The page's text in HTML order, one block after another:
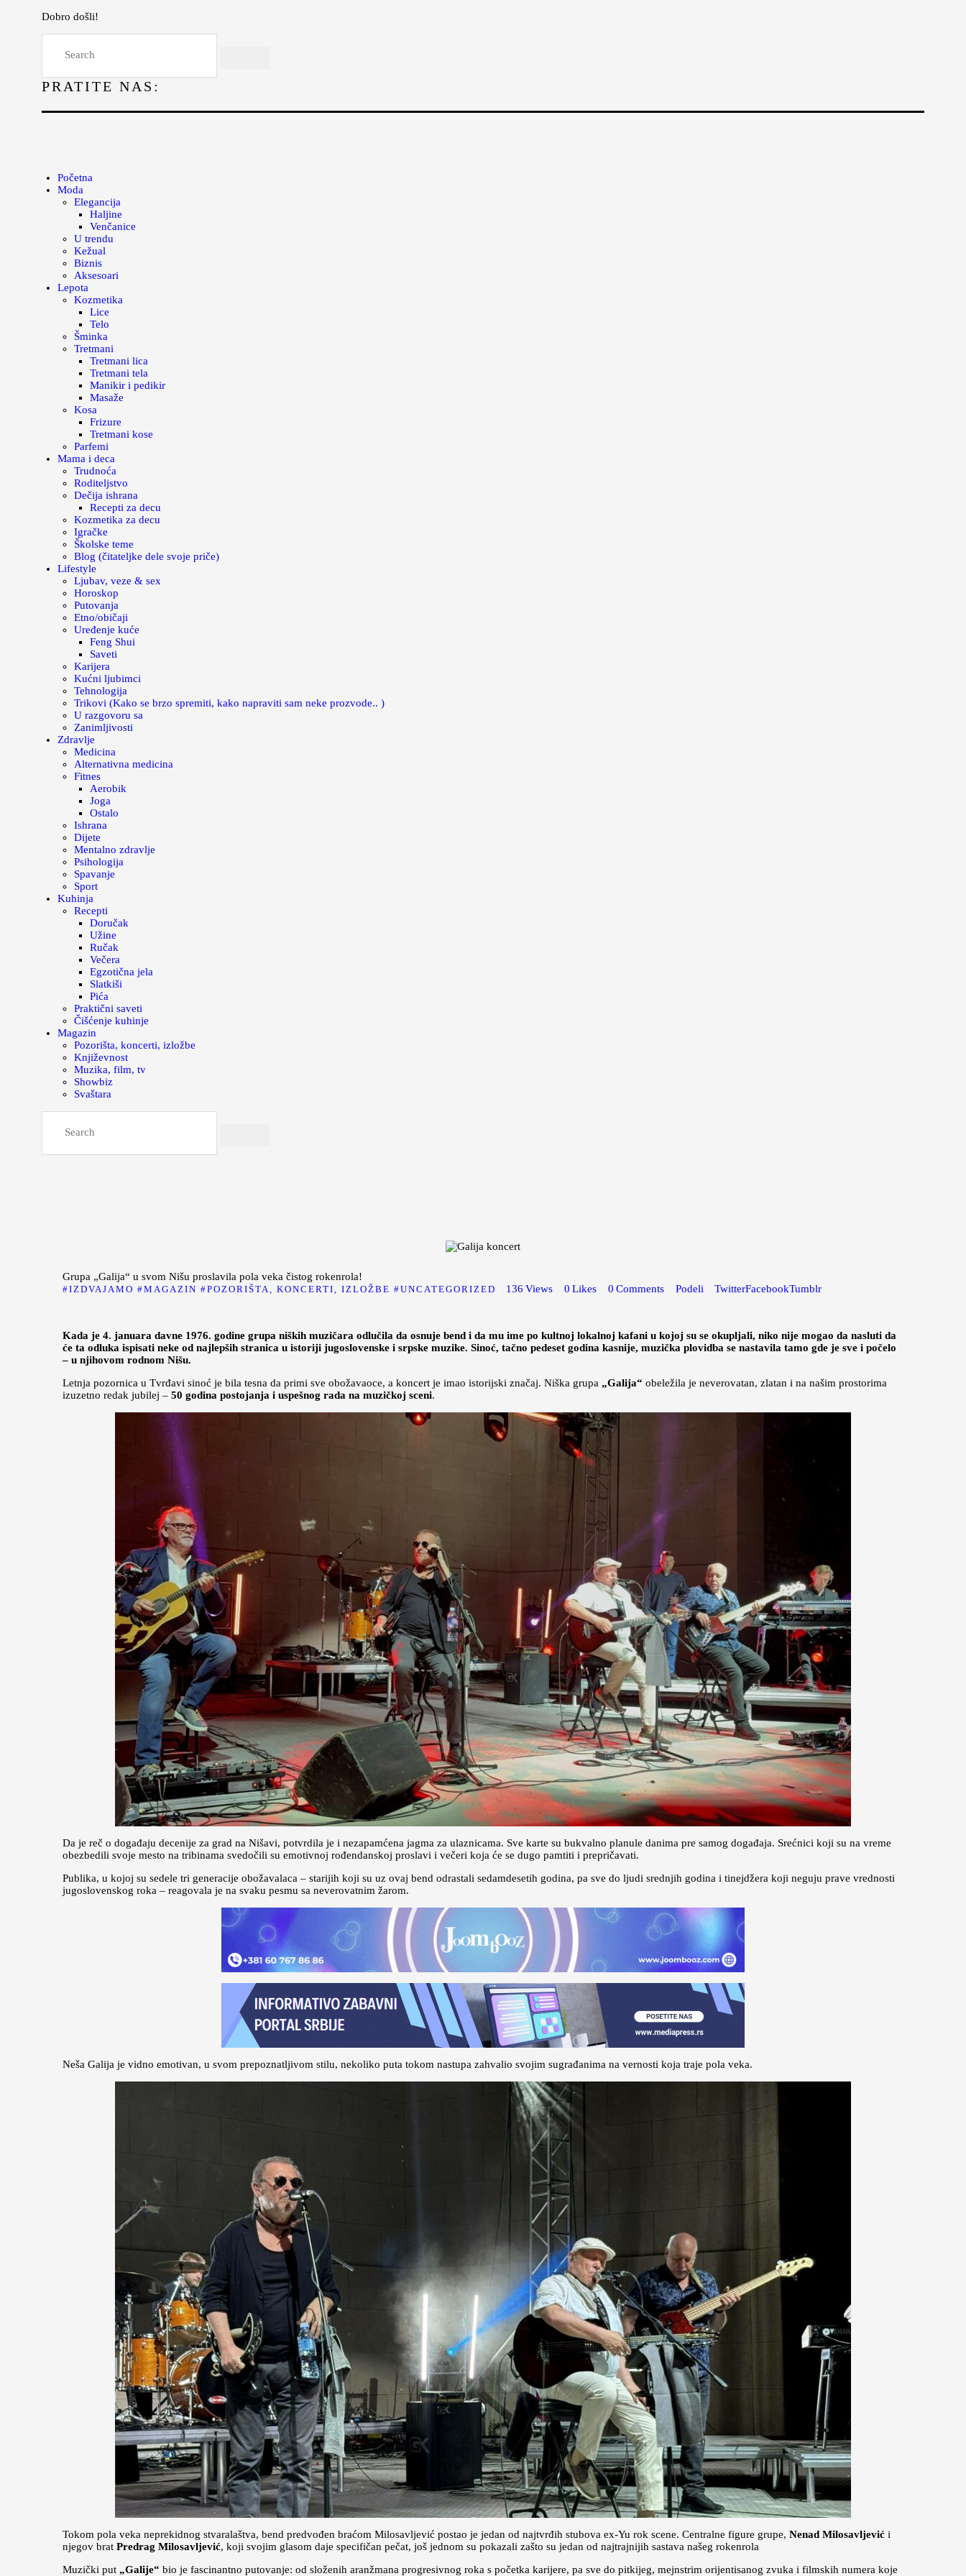
Dobro došli!
PRATITE NAS:
Početna
Moda
Elegancija
Haljine
Venčanice
U trendu
Kežual
Biznis
Aksesoari
Lepota
Kozmetika
Lice
Telo
Šminka
Tretmani
Tretmani lica
Tretmani tela
Manikir i pedikir
Masaže
Kosa
Frizure
Tretmani kose
Parfemi
Mama i deca
Trudnoća
Roditeljstvo
Dečija ishrana
Recepti za decu
Kozmetika za decu
Igračke
Školske teme
Blog (čitateljke dele svoje priče)
Lifestyle
Ljubav, veze & sex
Horoskop
Putovanja
Etno/običaji
Uređenje kuće
Feng Shui
Saveti
Karijera
Kućni ljubimci
Tehnologija
Trikovi (Kako se brzo spremiti, kako napraviti sam neke prozvode.. )
U razgovoru sa
Zanimljivosti
Zdravlje
Medicina
Alternativna medicina
Fitnes
Aerobik
Joga
Ostalo
Ishrana
Dijete
Mentalno zdravlje
Psihologija
Spavanje
Sport
Kuhinja
Recepti
Doručak
Užine
Ručak
Večera
Egzotična jela
Slatkiši
Pića
Praktični saveti
Čišćenje kuhinje
Magazin
Pozorišta, koncerti, izložbe
Književnost
Muzika, film, tv
Showbiz
Svaštara
Lepota
Kuhinja
Magazin
Grupa „Galija“ u svom Nišu proslavila pola veka čistog rokenrola!
IZDVAJAMO MAGAZIN POZORIŠTA, KONCERTI, IZLOŽBE UNCATEGORIZED 136 Views 0 Likes 0 Comments Podeli TwitterFacebookTumblr
Kada je 4. januara davne 1976. godine grupa niških muzičara odlučila da osnuje bend i da mu ime po kultnoj lokalnoj kafani u kojoj su se okupljali, niko nije mogao da nasluti da
će ta odluka ispisati neke od najlepših stranica u istoriji jugoslovenske i srpske muzike. Sinoć, tačno pedeset godina kasnije, muzička plovidba se nastavila tamo gde je sve i počelo
– u njihovom rodnom Nišu.
Letnja pozornica u Tvrđavi sinoć je bila tesna da primi sve obožavaoce, a koncert je imao istorijski značaj. Niška grupa „Galija“ obeležila je neverovatan, zlatan i na našim prostorima
izuzetno redak jubilej – 50 godina postojanja i uspešnog rada na muzičkoj sceni.
Da je reč o događaju decenije za grad na Nišavi, potvrdila je i nezapamćena jagma za ulaznicama. Sve karte su bukvalno planule danima pre samog događaja. Srećnici koji su na vreme
obezbedili svoje mesto na tribinama svedočili su emotivnoj rođendanskoj proslavi i večeri koja će se dugo pamtiti i prepričavati.
Publika, u kojoj su sedele tri generacije obožavalaca – starijih koji su uz ovaj bend odrastali sedamdesetih godina, pa sve do ljudi srednjih godina i tinejdžera koji neguju prave vrednosti
jugoslovenskog roka – reagovala je na svaku pesmu sa neverovatnim žarom.
Neša Galija je vidno emotivan, u svom prepoznatljivom stilu, nekoliko puta tokom nastupa zahvalio svojim sugrađanima na vernosti koja traje pola veka.
Tokom pola veka neprekidnog stvaralaštva, bend predvođen braćom Milosavljević postao je jedan od najtvrđih stubova ex-Yu rok scene. Centralne figure grupe, Nenad Milosavljević i
njegov brat Predrag Milosavljević, koji svojim glasom daje specifičan pečat, još jednom su pokazali zašto su jedan od najtrajnijih sastava našeg rokenrola
Muzički put „Galije“ bio je fascinantno putovanje: od složenih aranžmana progresivnog roka s početka karijere, pa sve do pitkijeg, mejnstrim orijentisanog zvuka i filmskih numera koje